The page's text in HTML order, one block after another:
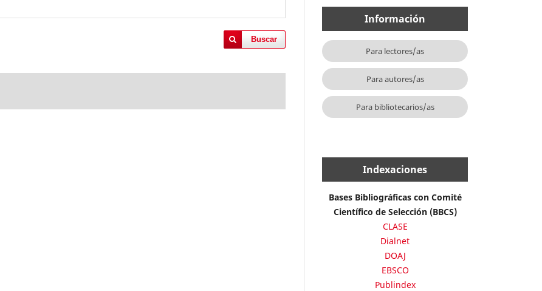
Buscar
Información
Para lectores/as
Para autores/as
Para bibliotecarios/as
Indexaciones
Bases Bibliográficas con Comité
Científico de Selección (BBCS)
CLASE
Dialnet
DOAJ
EBSCO
Publindex